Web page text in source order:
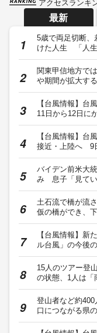
最新
5歳で両足切断、
けた人生 「人
関東甲信地方で
や期間が拡大す
【台風情報】台
11日から12日に
【台風情報】台
接近・上陸へ 9
バイデン前米大
み 息子「見て
土石流で橋が流
仮の橋ができ、
【台風情報】
ル台風」の今後
15人のツアー登
の状態、1人は
登山者など約
口につながる県